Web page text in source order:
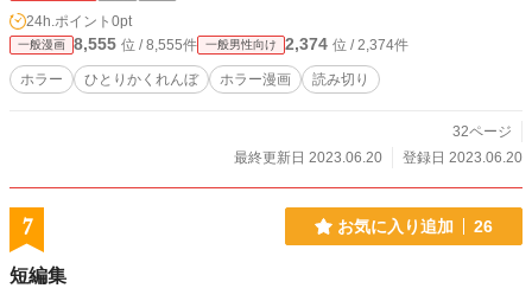
24h.ポイント 0pt
一般漫画 8,555 位 / 8,555件 一般男性向け 2,374 位 / 2,374件
ホラー ひとりかくれんぼ ホラー漫画 読み切り
32ページ
最終更新日 2023.06.20
登録日 2023.06.20
7 お気に入り追加 26
短編集